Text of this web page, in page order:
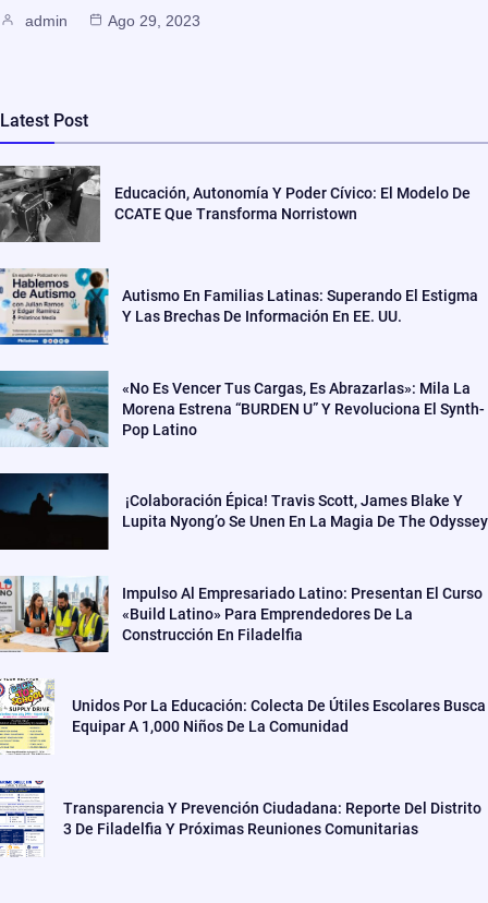
admin Ago 29, 2023
Latest Post
Educación, Autonomía Y Poder Cívico: El Modelo De
CCATE Que Transforma Norristown
Autismo En Familias Latinas: Superando El Estigma
Y Las Brechas De Información En EE. UU.
«No Es Vencer Tus Cargas, Es Abrazarlas»: Mila La
Morena Estrena “BURDEN U” Y Revoluciona El Synth-
Pop Latino
¡Colaboración Épica! Travis Scott, James Blake Y
Lupita Nyong’o Se Unen En La Magia De The Odyssey
Impulso Al Empresariado Latino: Presentan El Curso
«Build Latino» Para Emprendedores De La
Construcción En Filadelfia
Unidos Por La Educación: Colecta De Útiles Escolares Busca
Equipar A 1,000 Niños De La Comunidad
Transparencia Y Prevención Ciudadana: Reporte Del Distrito
3 De Filadelfia Y Próximas Reuniones Comunitarias